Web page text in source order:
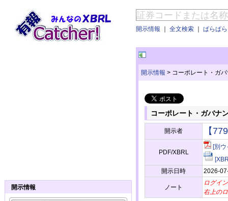
開示情報 ｜ 全文検索 ｜ ぱらぱ
開示情報 > コーポレート・ガ
コーポレート・ガバナ
開示者 【
PDF/XBRL
[別ウ
開示日時
2026-
ノート
ログイ
右上の
開示情報